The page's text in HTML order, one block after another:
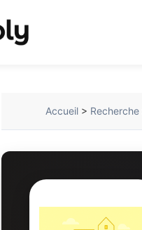
Accueil > Recherche